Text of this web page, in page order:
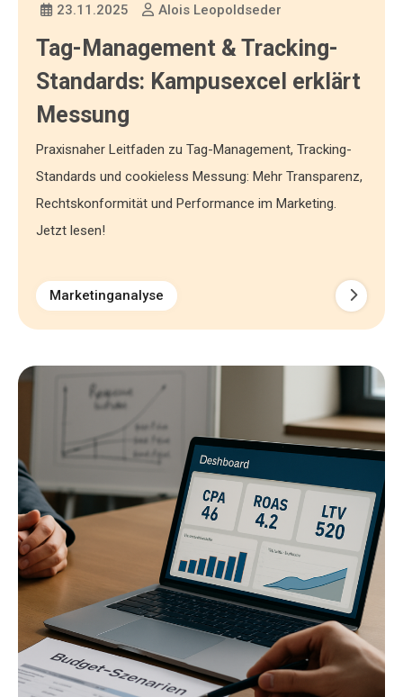
23.11.2025 Alois Leopoldseder
Tag-Management & Tracking-
Standards: Kampusexcel erklärt
Messung
Praxisnaher Leitfaden zu Tag-Management, Tracking-
Standards und cookieless Messung: Mehr Transparenz,
Rechtskonformität und Performance im Marketing.
Jetzt lesen!
Marketinganalyse